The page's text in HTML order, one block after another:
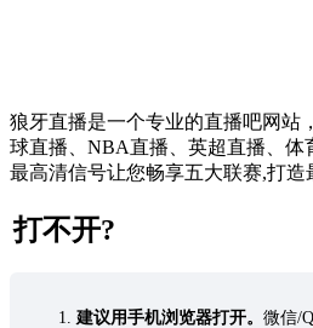
狼牙直播是一个专业的直播吧网站
球直播、NBA直播、英超直播、体
最高清信号让您畅享五大联赛,打造
打不开?
建议用手机浏览器打开。 微信/